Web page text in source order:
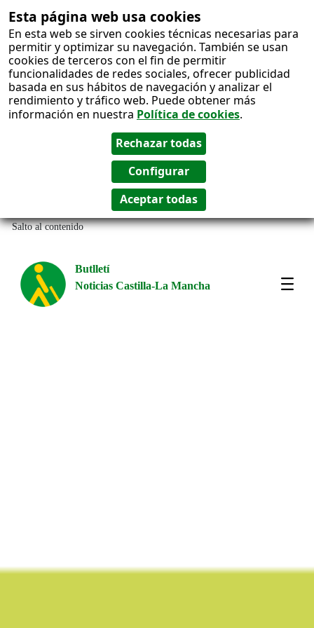
Esta página web usa cookies
En esta web se sirven cookies técnicas necesarias para
permitir y optimizar su navegación. También se usan
cookies de terceros con el fin de permitir
funcionalidades de redes sociales, ofrecer publicidad
basada en sus hábitos de navegación y analizar el
rendimiento y tráfico web. Puede obtener más
información en nuestra Política de cookies.
Salto al contenido
Butlletí
Noticias Castilla-La Mancha